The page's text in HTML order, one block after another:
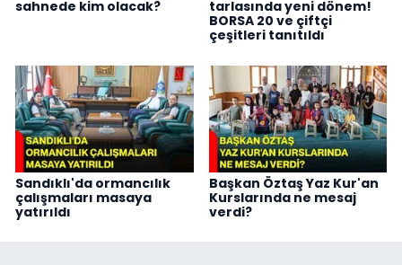
sahnede kim olacak?
tarlasında yeni dönem!
BORSA 20 ve çiftçi
çeşitleri tanıtıldı
Sandıklı'da ormancılık
çalışmaları masaya
yatırıldı
Başkan Öztaş Yaz Kur'an
Kurslarında ne mesaj
verdi?